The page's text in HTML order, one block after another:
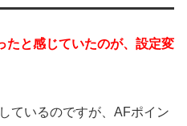
たと感じていたのが、設定変
ているのですが、AFポイン